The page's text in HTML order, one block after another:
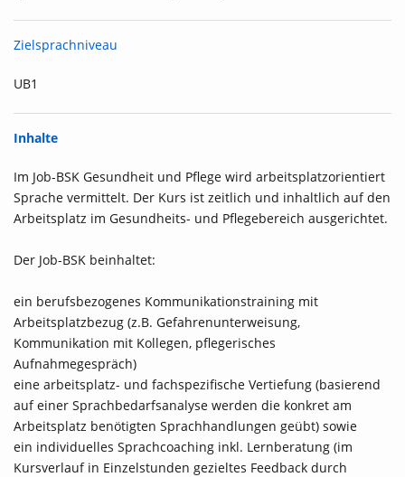
Zielsprachniveau
UB1
Inhalte
Im Job-BSK Gesundheit und Pflege wird arbeitsplatzorientiert
Sprache vermittelt. Der Kurs ist zeitlich und inhaltlich auf den
Arbeitsplatz im Gesundheits- und Pflegebereich ausgerichtet.
Der Job-BSK beinhaltet:
ein berufsbezogenes Kommunikationstraining mit
Arbeitsplatzbezug (z.B. Gefahrenunterweisung,
Kommunikation mit Kollegen, pflegerisches
Aufnahmegespräch)
eine arbeitsplatz- und fachspezifische Vertiefung (basierend
auf einer Sprachbedarfsanalyse werden die konkret am
Arbeitsplatz benötigten Sprachhandlungen geübt) sowie
ein individuelles Sprachcoaching inkl. Lernberatung (im
Kursverlauf in Einzelstunden gezieltes Feedback durch